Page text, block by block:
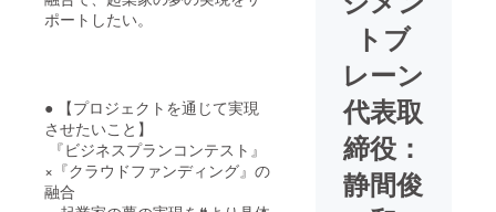
ポートしたい。
● 【プロジェクトを通じて実現
させたいこと】
『ビジネスプランコンテスト』
×『クラウドファンディング』の
融合
トブ
レーン
代表取
締役：
静間俊